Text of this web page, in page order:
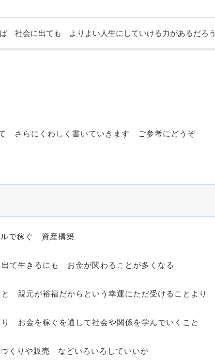
社会に出ても よりよい人生にしていける力があるだろう
さらにくわしく書いていきます ご参考にどうぞ
で稼ぐ 資産構築
て生きるにも お金が関わることが多くなる
親元が裕福だからという幸運にただ受けることより
お金を稼ぐを通して社会や関係を学んでいくこと
くりや販売 などいろいろしていいが